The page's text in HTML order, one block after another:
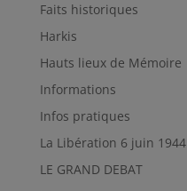
Faits historiques
Harkis
Hauts lieux de Mémoire
Informations
Infos pratiques
La Libération 6 juin 1944
LE GRAND DEBAT